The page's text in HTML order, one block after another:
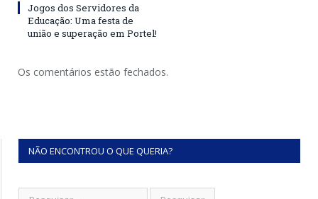
Jogos dos Servidores da
Educação: Uma festa de
união e superação em Portel!
Os comentários estão fechados.
NÃO ENCONTROU O QUE QUERIA?